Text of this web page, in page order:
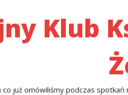
Klub
już omówiliśmy podczas